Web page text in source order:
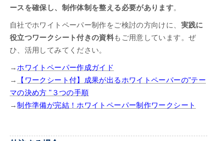
ースを確保し、制作体制を整える必要があります。
自社でホワイトペーパー制作をご検討の方向けに、 実践に
役立つワークシート付きの資料もご用意しています。ぜ
ひ、活用してみてください。
→ ホワイトペーパー作成ガイド
→
【ワークシート付】成果が出るホワイトペーパーの"テー
マの決め方 "３つの手順
→制作準備が完結！ホワイトペーパー制作ワークシート